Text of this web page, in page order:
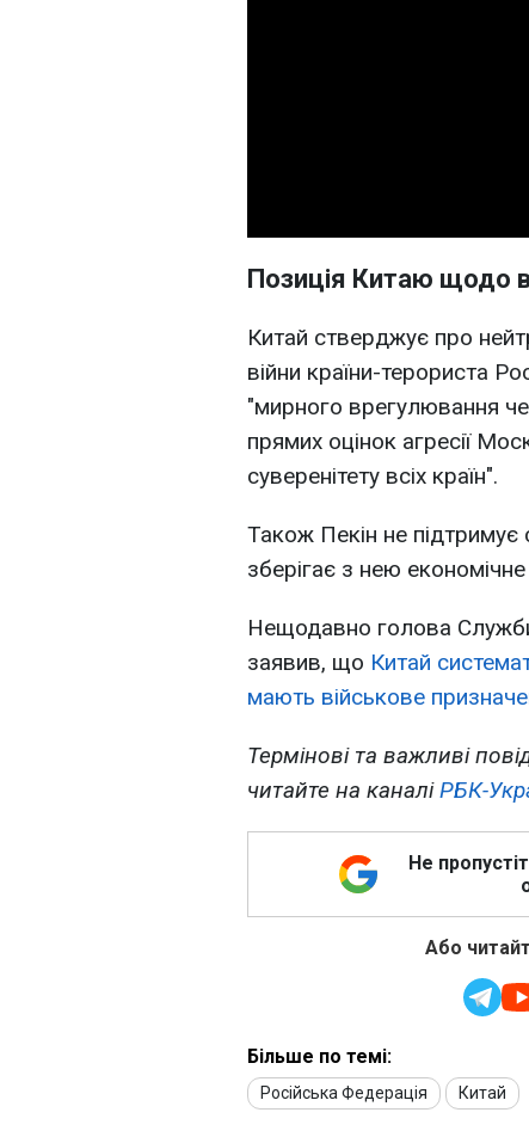
Позиція Китаю щодо
Китай стверджує про
війни країни-терориста
"мирного врегулювання
прямих оцінок агресії
суверенітету всіх країн".
Також Пекін не підтримує
зберігає з нею
Нещодавно голова
заявив, що Китай
мають військове
Термінові та важливі
читайте на каналіРБК-
Не
Або
Більше по темі:
Російська Федерація Китай